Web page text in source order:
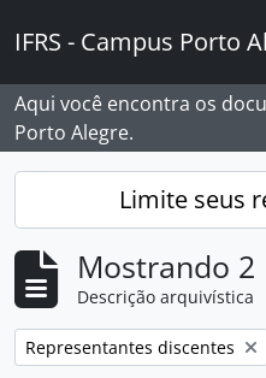
IFRS - Campus Porto
Aqui você encontra os
Porto Alegre.
Limite seus
Mostrando 2
Descrição arquivística
Remover filtro:
Representantes discentes